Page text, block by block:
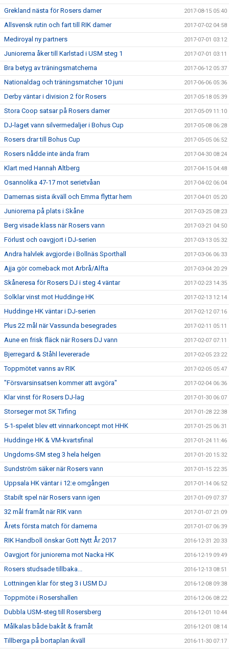
Grekland nästa för Rosers damer 2017-08-15 05:40
Allsvensk rutin och fart till RIK damer 2017-07-02 04:58
Mediroyal ny partners 2017-07-01 03:12
Juniorerna åker till Karlstad i USM steg 1 2017-07-01 03:11
Bra betyg av träningsmatcherna 2017-06-12 05:37
Nationaldag och träningsmatcher 10 juni 2017-06-06 05:36
Derby väntar i division 2 för Rosers 2017-05-18 05:39
Stora Coop satsar på Rosers damer 2017-05-09 11:10
DJ-laget vann silvermedaljer i Bohus Cup 2017-05-08 06:28
Rosers drar till Bohus Cup 2017-05-05 06:52
Rosers nådde inte ända fram 2017-04-30 08:24
Klart med Hannah Altberg 2017-04-15 04:48
Osannolika 47-17 mot serietvåan 2017-04-02 06:04
Damernas sista ikväll och Emma flyttar hem 2017-04-01 05:20
Juniorerna på plats i Skåne 2017-03-25 08:23
Berg visade klass när Rosers vann 2017-03-21 04:50
Förlust och oavgjort i DJ-serien 2017-03-13 05:32
Andra halvlek avgjorde i Bollnäs Sporthall 2017-03-06 06:33
Ajja gör comeback mot Arbrå/Alfta 2017-03-04 20:29
Skåneresa för Rosers DJ i steg 4 väntar 2017-02-23 14:35
Solklar vinst mot Huddinge HK 2017-02-13 12:14
Huddinge HK väntar i DJ-serien 2017-02-12 07:16
Plus 22 mål när Vassunda besegrades 2017-02-11 05:11
Aune en frisk fläck när Rosers DJ vann 2017-02-07 07:11
Bjerregard & Ståhl levererade 2017-02-05 23:22
Toppmötet vanns av RIK 2017-02-05 05:47
"Försvarsinsatsen kommer att avgöra" 2017-02-04 06:36
Klar vinst för Rosers DJ-lag 2017-01-30 06:07
Storseger mot SK Tirfing 2017-01-28 22:38
5-1-spelet blev ett vinnarkoncept mot HHK 2017-01-25 06:31
Huddinge HK & VM-kvartsfinal 2017-01-24 11:46
Ungdoms-SM steg 3 hela helgen 2017-01-20 15:32
Sundström säker när Rosers vann 2017-01-15 22:35
Uppsala HK väntar i 12:e omgången 2017-01-14 06:52
Stabilt spel när Rosers vann igen 2017-01-09 07:37
32 mål framåt när RIK vann 2017-01-07 21:09
Årets första match för damerna 2017-01-07 06:39
RIK Handboll önskar Gott Nytt År 2017 2016-12-31 20:33
Oavgjort för juniorerna mot Nacka HK 2016-12-19 09:49
Rosers studsade tillbaka... 2016-12-13 08:51
Lottningen klar för steg 3 i USM DJ 2016-12-08 09:38
Toppmöte i Rosershallen 2016-12-06 08:22
Dubbla USM-steg till Rosersberg 2016-12-01 10:44
Målkalas både bakåt & framåt 2016-12-01 08:14
Tillberga på bortaplan ikväll 2016-11-30 07:17